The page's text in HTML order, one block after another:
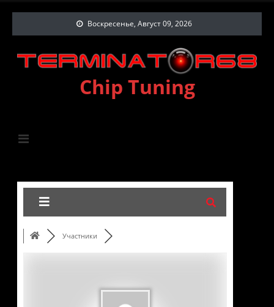
Воскресенье, Август 09, 2026
Chip Tuning
Участники